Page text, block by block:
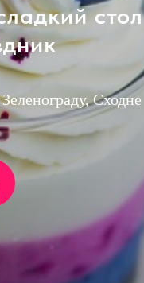
стол
Сходне